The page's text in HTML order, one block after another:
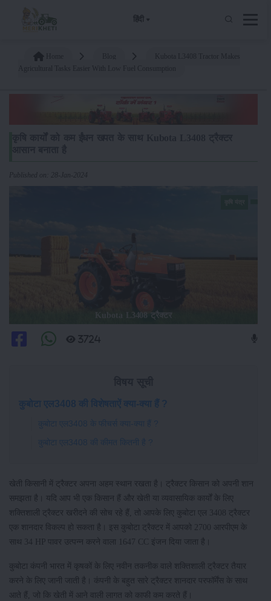
हिंदी
Published on: 28-Jan-2024
Kubota L3408 ट्रैक्टर
3724
कुबोटा एल3408 की विशेषताऐं क्या-क्या हैं ?
कुबोटा एल3408 के फीचर्स क्या-क्या हैं ?
कुबोटा एल3408 की कीमत कितनी है ?
खेती किसानी में ट्रैक्टर अपना अहम स्थान रखता है। ट्रैक्टर किसान को अपनी शान
समझता है। यदि आप भी एक किसान हैं और खेती या व्यवासायिक कार्यों के लिए
शक्तिशाली ट्रैक्टर खरीदने की सोच रहे हैं, तो आपके लिए कुबोटा एल 3408 ट्रैक्टर
एक शानदार विकल्प हो सकता है। इस कुबोटा ट्रैक्टर में आपको 2700 आरपीएम के
साथ 34 HP पावर उत्पन्न करने वाला 1647 CC इंजन दिया जाता है।
कुबोटा कंपनी भारत में कृषकों के लिए नवीन तकनीक वाले शक्तिशाली ट्रैक्टर तैयार
करने के लिए जानी जाती है। कंपनी के बहुत सारे ट्रैक्टर शानदार परफॉर्मेंस के साथ
आते हैं, जो कि खेती में आने वाली लागत को काफी कम करते हैं।